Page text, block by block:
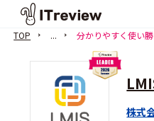
TOP ... 分かりやすく使い
株式